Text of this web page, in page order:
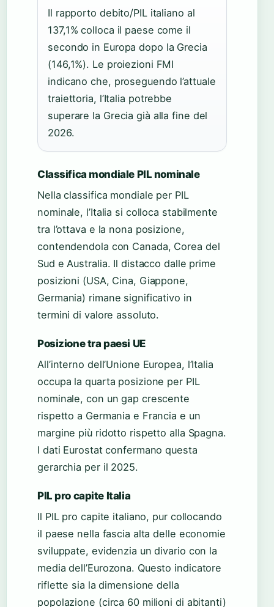
Il rapporto debito/PIL italiano al
137,1% colloca il paese come il
secondo in Europa dopo la Grecia
(146,1%). Le proiezioni FMI
indicano che, proseguendo l’attuale
traiettoria, l’Italia potrebbe
superare la Grecia già alla fine del
2026.
Classifica mondiale PIL nominale
Nella classifica mondiale per PIL
nominale, l’Italia si colloca stabilmente
tra l’ottava e la nona posizione,
contendendola con Canada, Corea del
Sud e Australia. Il distacco dalle prime
posizioni (USA, Cina, Giappone,
Germania) rimane significativo in
termini di valore assoluto.
Posizione tra paesi UE
All’interno dell’Unione Europea, l’Italia
occupa la quarta posizione per PIL
nominale, con un gap crescente
rispetto a Germania e Francia e un
margine più ridotto rispetto alla Spagna.
I dati Eurostat confermano questa
gerarchia per il 2025.
PIL pro capite Italia
Il PIL pro capite italiano, pur collocando
il paese nella fascia alta delle economie
sviluppate, evidenzia un divario con la
media dell’Eurozona. Questo indicatore
riflette sia la dimensione della
popolazione (circa 60 milioni di abitanti)